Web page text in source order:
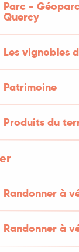
Parc -
Quercy
Les vignobles
Patrimoine
Produits du
Randonner à
Randonner à